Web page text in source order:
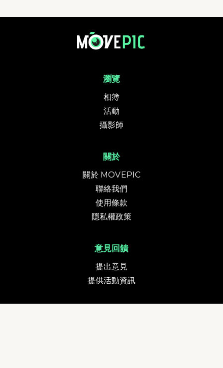
瀏覽
相簿
活動
攝影師
關於
關於 MOVEPIC
聯絡我們
使用條款
隱私權政策
意見回饋
提出意見
提供活動資訊